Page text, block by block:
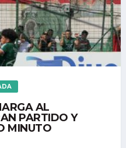
AL
PARTIDO Y
MINUTO